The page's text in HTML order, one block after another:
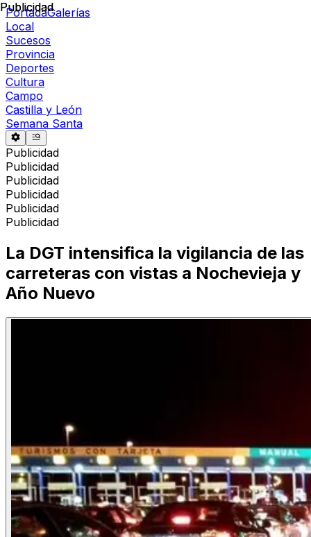
PortadaGalerías
Local
Sucesos
Provincia
Deportes
Cultura
Campo
Castilla y León
Semana Santa
Publicidad
Publicidad
Publicidad
Publicidad
Publicidad
Publicidad
Publicidad
La DGT intensifica la vigilancia de las
carreteras con vistas a Nochevieja y
Año Nuevo
Publicidad